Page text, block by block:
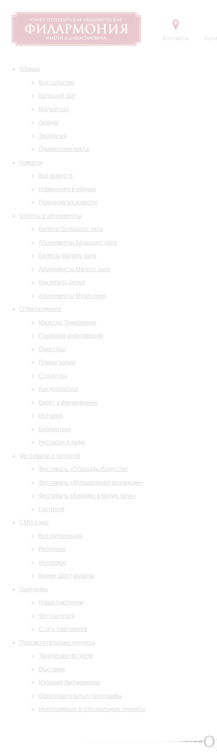
Контакты
Афиша
Все события
Большой зал
Малый зал
Лекции
Экскурсии
Пушкинская карта
Новости
Все новости
Изменения в афише
Подписка на новости
Билеты и абонементы
Билеты Большого зала
Абонементы Большого зала
Билеты Малого зала
Абонементы Малого зала
Как купить билет
Абонементы Музитория
О филармонии
Маэстро Темирканов
Правовая информация
Оркестры
Планы залов
Структура
Как добраться
Визит в филармонию
История
Библиотека
Ресторан и кафе
Фестивали и гастроли
Фестиваль «Площадь Искусств»
Фестиваль «Музыкальная коллекция»
Фестиваль «Барокко в белую ночь»
Гастроли
СМИ о нас
Все публикации
Рецензии
Интервью
Время Шостаковича
Партнеры
Наши партнеры
Фотогалерея
Стать партнером
Просветительские проекты
Творческие встречи
Выставки
Издания филармонии
Образовательные программы
Инклюзивные и специальные проекты